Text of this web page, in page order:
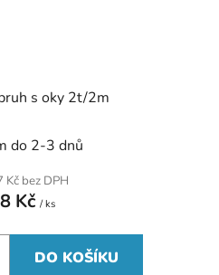
s oky 2t/2m
do 2-3 dnů
Kč bez DPH
Kč / ks
DO KOŠÍKU